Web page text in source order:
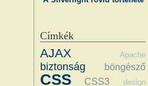
Címkék
AJAX Apache
biztonság böngésző
CSS CSS3 design